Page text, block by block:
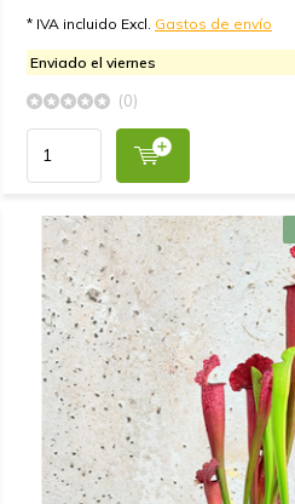
* IVA incluido Excl. Gastos de envío
Enviado el viernes
(0)